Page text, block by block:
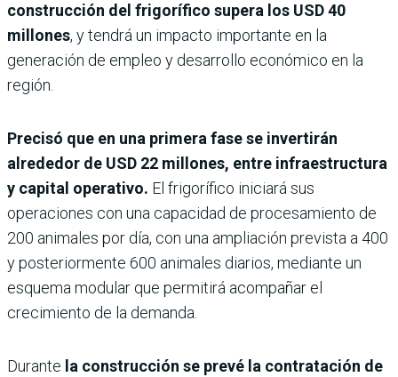
construcción del frigorífico supera los USD 40
millones, y tendrá un impacto importante en la
generación de empleo y desarrollo económico en la
región.
Precisó que en una primera fase se invertirán
alrededor de USD 22 millones, entre infraestructura
y capital operativo. El frigorífico iniciará sus
operaciones con una capacidad de procesamiento de
200 animales por día, con una ampliación prevista a 400
y posteriormente 600 animales diarios, mediante un
esquema modular que permitirá acompañar el
crecimiento de la demanda.
Durante la construcción se prevé la contratación de